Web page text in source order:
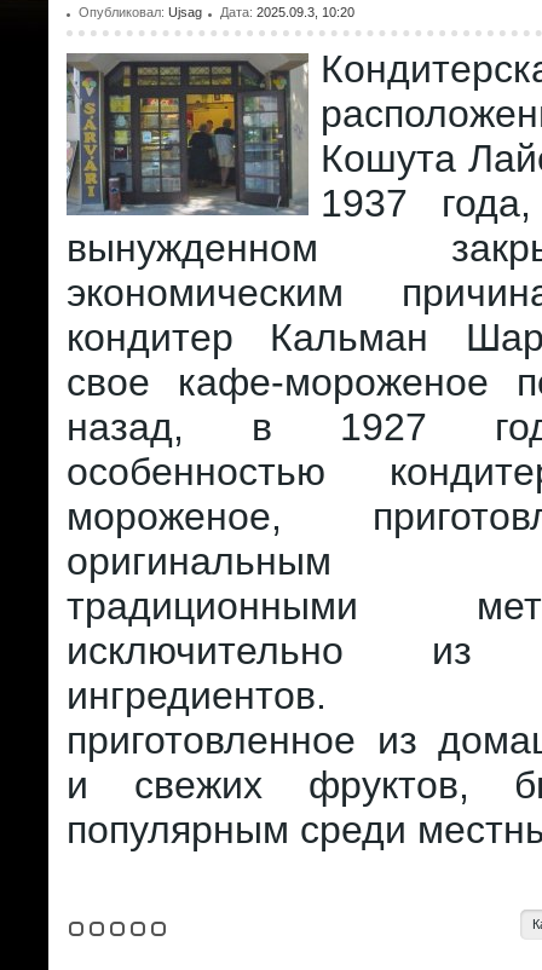
Опубликовал: Ujsag Дата: 2025.09.3, 10:20
Кошута
1937
вынужденном
экономическим
кондитер Кальман
свое кафе-мороженое
назад, в 1927
особенностью
мороженое,
оригинальным
традиционными
исключительно из
ингредиентов.
приготовленное из
и свежих фруктов,
популярным среди